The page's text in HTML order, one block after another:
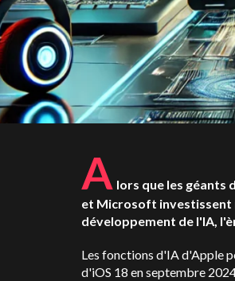
A lors que les géants
et Microsoft investissent
développement de l'IA,
Les fonctions d'IA d'Apple
d'iOS 18 en septembre